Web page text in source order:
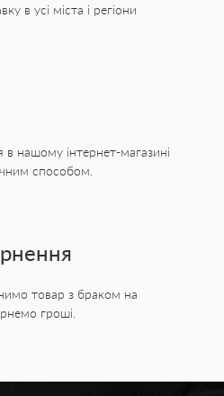
стиль і
багатьох жінок це
стильно,
та забруднень
умовах, де кожен день
брудом, і навіть
Вони
на обличчя,
його чистоту.
настільки
в усі міста і регіони
нашому інтернет-магазині
способом.
товар з браком на
гроші.